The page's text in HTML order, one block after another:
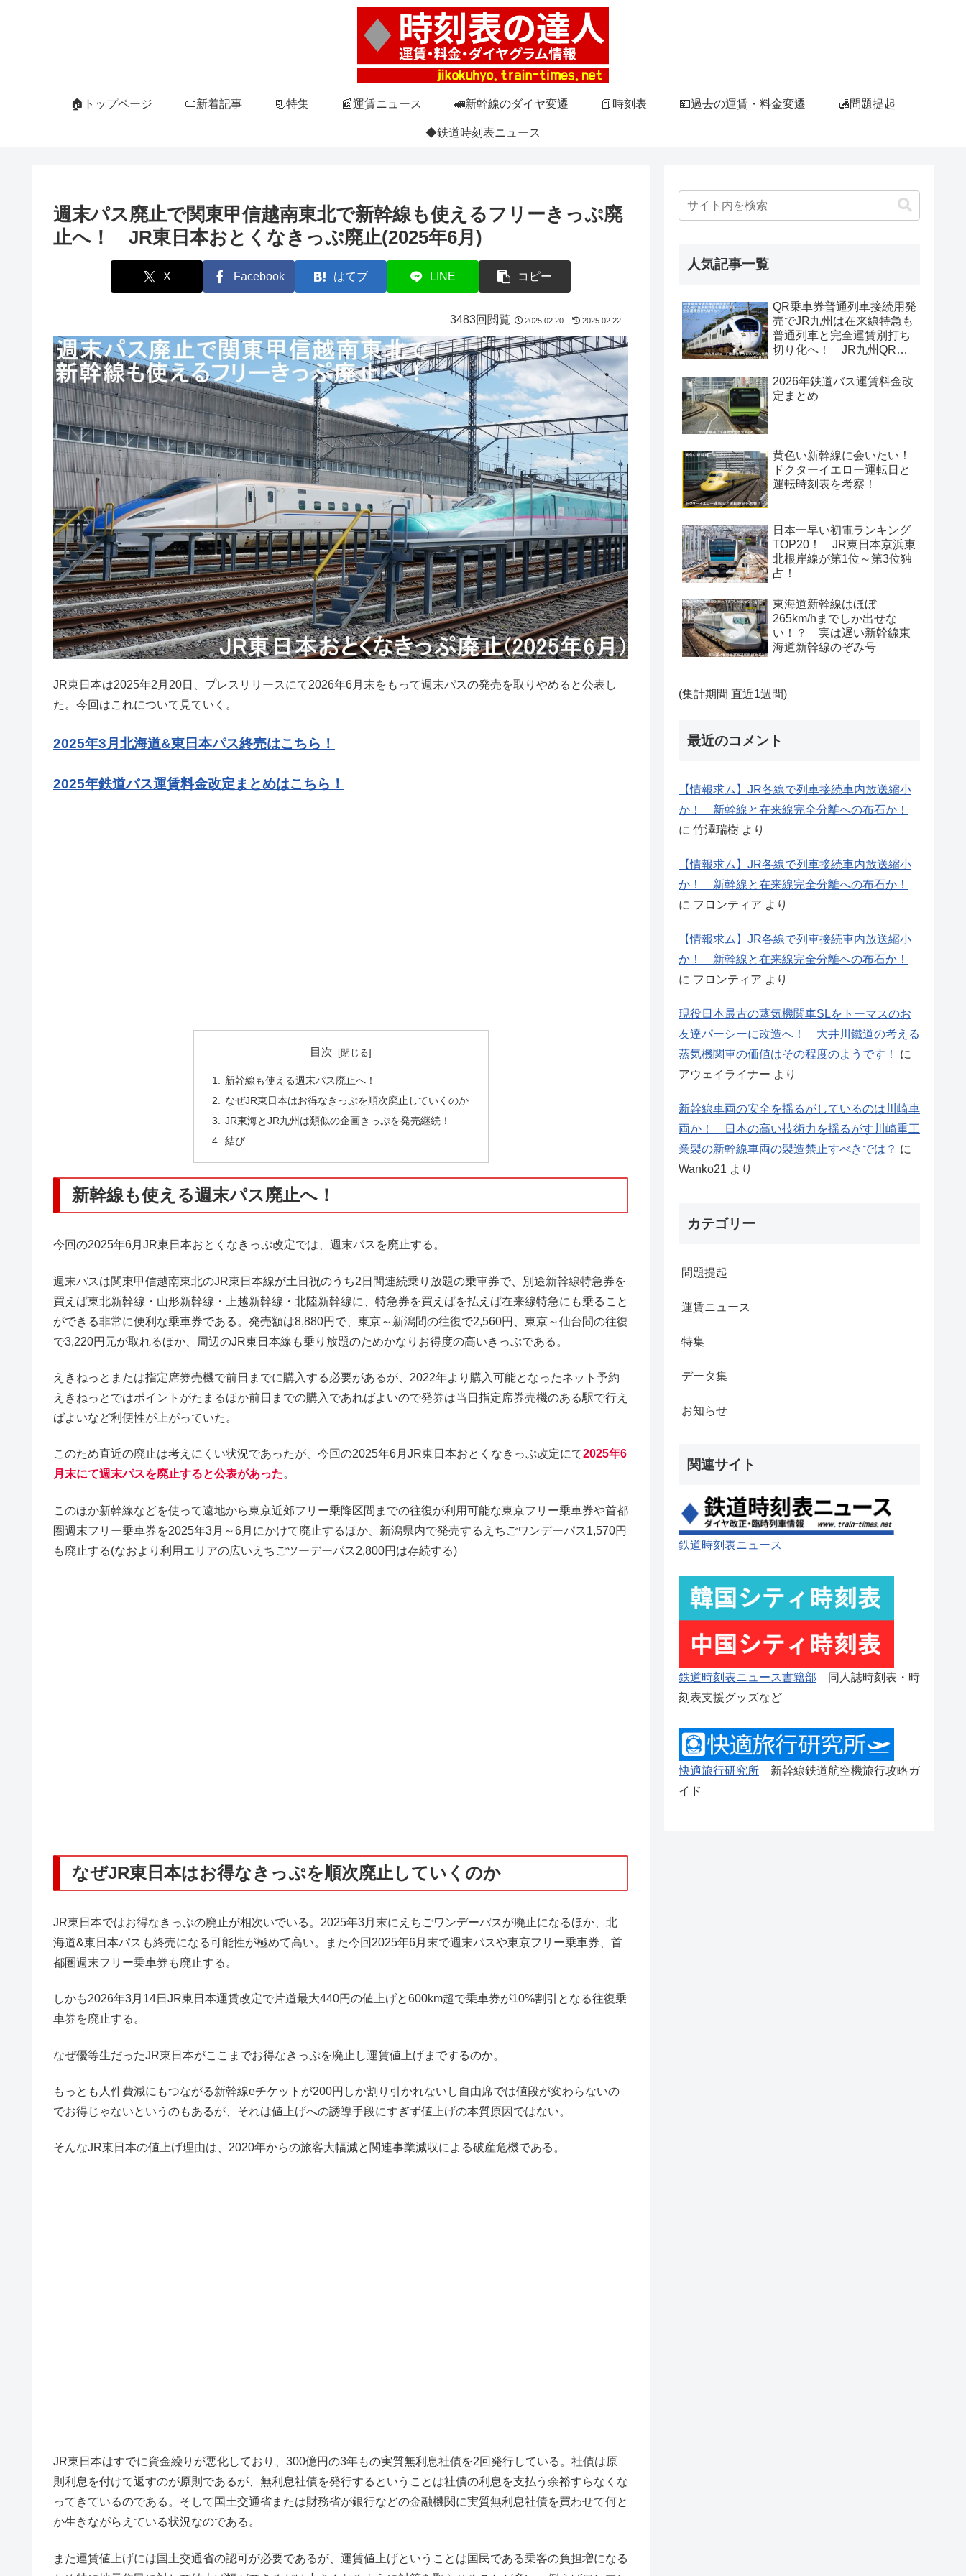
🏠トップページ 📜新着記事 📃特集 📰運賃ニュース 🚅新幹線のダイヤ変遷 📕時刻表 💴過去の運賃・料金変遷 🛃問題提起
◆鉄道時刻表ニュース
週末パス廃止で関東甲信越南東北で新幹線も使えるフリーきっぷ廃
止へ！ JR東日本おとくなきっぷ廃止(2025年6月)
X Facebook はてブ LINE コピー
3483回閲覧 2025.02.20 2025.02.22
JR東日本は2025年2月20日、プレスリリースにて2026年6月末をもって週末パスの発売を取りやめると公表し
た。今回はこれについて見ていく。
2025年3月北海道&東日本パス終売はこちら！
2025年鉄道バス運賃料金改定まとめはこちら！
目次
新幹線も使える週末パス廃止へ！
なぜJR東日本はお得なきっぷを順次廃止していくのか
JR東海とJR九州は類似の企画きっぷを発売継続！
結び
新幹線も使える週末パス廃止へ！
今回の2025年6月JR東日本おとくなきっぷ改定では、週末パスを廃止する。
週末パスは関東甲信越南東北のJR東日本線が土日祝のうち2日間連続乗り放題の乗車券で、別途新幹線特急券を
買えば東北新幹線・山形新幹線・上越新幹線・北陸新幹線に、特急券を買えばを払えば在来線特急にも乗ること
ができる非常に便利な乗車券である。発売額は8,880円で、東京～新潟間の往復で2,560円、東京～仙台間の往復
で3,220円元が取れるほか、周辺のJR東日本線も乗り放題のためかなりお得度の高いきっぷである。
えきねっとまたは指定席券売機で前日までに購入する必要があるが、2022年より購入可能となったネット予約
えきねっとではポイントがたまるほか前日までの購入であればよいので発券は当日指定席券売機のある駅で行え
ばよいなど利便性が上がっていた。
このため直近の廃止は考えにくい状況であったが、今回の2025年6月JR東日本おとくなきっぷ改定にて2025年6
月末にて週末パスを廃止すると公表があった。
このほか新幹線などを使って遠地から東京近郊フリー乗降区間までの往復が利用可能な東京フリー乗車券や首都
圏週末フリー乗車券を2025年3月～6月にかけて廃止するほか、新潟県内で発売するえちごワンデーパス1,570円
も廃止する(なおより利用エリアの広いえちごツーデーパス2,800円は存続する)
なぜJR東日本はお得なきっぷを順次廃止していくのか
JR東日本ではお得なきっぷの廃止が相次いでいる。2025年3月末にえちごワンデーパスが廃止になるほか、北
海道&東日本パスも終売になる可能性が極めて高い。また今回2025年6月末で週末パスや東京フリー乗車券、首
都圏週末フリー乗車券も廃止する。
しかも2026年3月14日JR東日本運賃改定で片道最大440円の値上げと600km超で乗車券が10%割引となる往復乗
車券を廃止する。
なぜ優等生だったJR東日本がここまでお得なきっぷを廃止し運賃値上げまでするのか。
もっとも人件費減にもつながる新幹線eチケットが200円しか割り引かれないし自由席では値段が変わらないの
でお得じゃないというのもあるが、それは値上げへの誘導手段にすぎず値上げの本質原因ではない。
そんなJR東日本の値上げ理由は、2020年からの旅客大幅減と関連事業減収による破産危機である。
JR東日本はすでに資金繰りが悪化しており、300億円の3年もの実質無利息社債を2回発行している。社債は原
則利息を付けて返すのが原則であるが、無利息社債を発行するということは社債の利息を支払う余裕すらなくな
ってきているのである。そして国土交通省または財務省が銀行などの金融機関に実質無利息社債を買わせて何と
か生きながらえている状況なのである。
また運賃値上げには国土交通省の認可が必要であるが、運賃値上げということは国民である乗客の負担増になる
人気記事一覧
QR乗車券普通列車接続用発
売でJR九州は在来線特急も
普通列車と完全運賃別打ち
切り化へ！ JR九州QRコ
発売(2026年4月2日)
2026年鉄道バス運賃料金改
定まとめ
黄色い新幹線に会いたい！
ドクターイエロー運転日と
運転時刻表を考察！
日本一早い初電ランキング
TOP20！ JR東日本京浜東
北根岸線が第1位～第3位独
占！
東海道新幹線はほぼ
265km/hまでしか出せな
い！？ 実は遅い新幹線東
海道新幹線のぞみ号
(集計期間 直近1週間)
最近のコメント
【情報求ム】JR各線で列車接続車内放送縮小
か！ 新幹線と在来線完全分離への布石か！
に 竹澤瑞樹 より
【情報求ム】JR各線で列車接続車内放送縮小
か！ 新幹線と在来線完全分離への布石か！
に フロンティア より
【情報求ム】JR各線で列車接続車内放送縮小
か！ 新幹線と在来線完全分離への布石か！
に フロンティア より
現役日本最古の蒸気機関車SLをトーマスのお
友達パーシーに改造へ！ 大井川鐵道の考える
蒸気機関車の価値はその程度のようです！
に
アウェイライナー より
新幹線車両の安全を揺るがしているのは川崎車
両か！ 日本の高い技術力を揺るがす川崎重工
業製の新幹線車両の製造禁止すべきでは？ に
Wanko21 より
カテゴリー
問題提起
運賃ニュース
特集
データ集
お知らせ
関連サイト
鉄道時刻表ニュース
鉄道時刻表ニュース書籍部 同人誌時刻表・時
刻表支援グッズなど
快適旅行研究所 新幹線鉄道航空機旅行攻略ガ
イド